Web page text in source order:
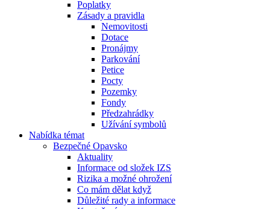
Poplatky
Zásady a pravidla
Nemovitosti
Dotace
Pronájmy
Parkování
Petice
Pocty
Pozemky
Fondy
Předzahrádky
Užívání symbolů
Nabídka témat
Bezpečné Opavsko
Aktuality
Informace od složek IZS
Rizika a možné ohrožení
Co mám dělat když
Důležité rady a informace